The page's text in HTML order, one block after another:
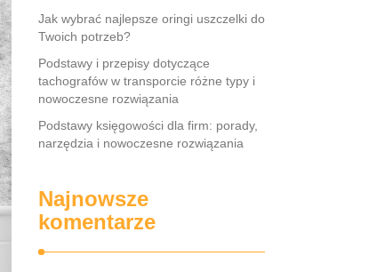
Jak wybrać najlepsze oringi uszczelki do
Twoich potrzeb?
Podstawy i przepisy dotyczące
tachografów w transporcie różne typy i
nowoczesne rozwiązania
Podstawy księgowości dla firm: porady,
narzędzia i nowoczesne rozwiązania
Najnowsze
komentarze